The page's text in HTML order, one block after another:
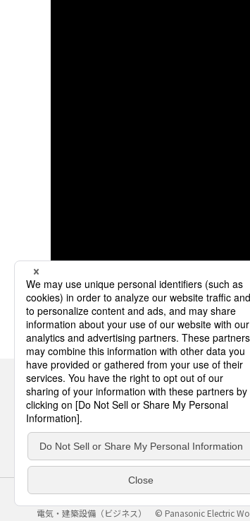
サイトのご利用にあたって クッキーポリシー
電気・建築設備（ビジネス）
© Panasonic Electric